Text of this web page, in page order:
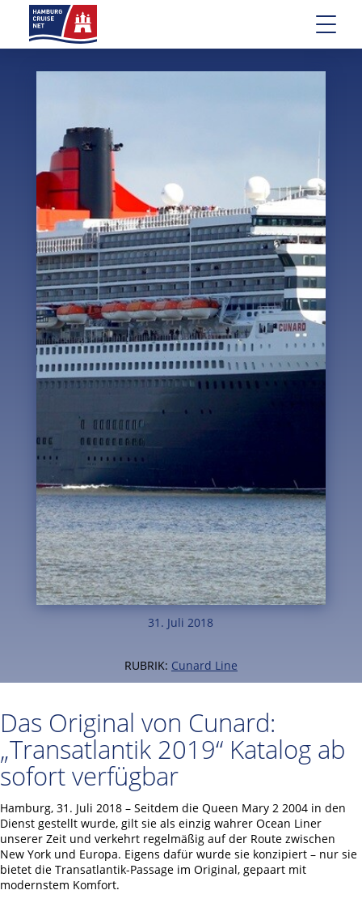
31. Juli 2018
RUBRIK: Cunard Line
Das Original von Cunard:
„Transatlantik 2019“ Katalog ab
sofort verfügbar
Hamburg, 31. Juli 2018 – Seitdem die Queen Mary 2 2004 in den
Dienst gestellt wurde, gilt sie als einzig wahrer Ocean Liner
unserer Zeit und verkehrt regelmäßig auf der Route zwischen
New York und Europa. Eigens dafür wurde sie konzipiert – nur sie
bietet die Transatlantik-Passage im Original, gepaart mit
modernstem Komfort.